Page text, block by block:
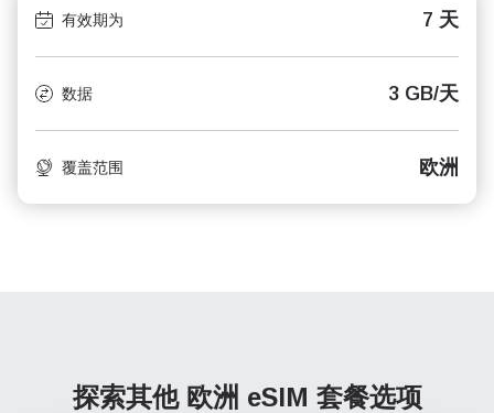
有效期为 7 天
数据 3 GB/天
覆盖范围 欧洲
探索其他 欧洲 eSIM 套餐选项